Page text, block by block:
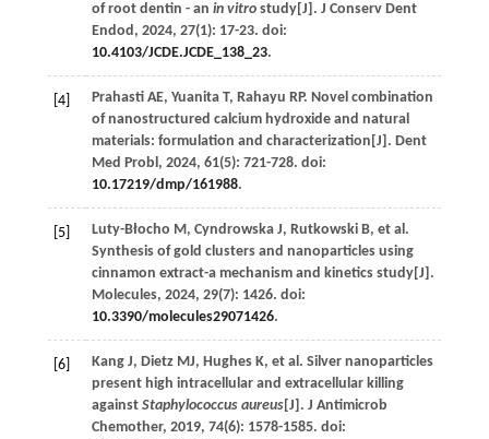
of root dentin - an in vitrostudy[J]. J Conserv Dent
Endod, 2024, 27(1): 17-23. doi:
10.4103/JCDE.JCDE_138_23.
[4] Prahasti AE, Yuanita T, Rahayu RP. Novel combination
of nanostructured calcium hydroxide and natural
materials: formulation and characterization[J]. Dent
Med Probl, 2024, 61(5): 721-728. doi:
10.17219/dmp/161988.
[5] Luty-Błocho M, Cyndrowska J, Rutkowski B, et al.
Synthesis of gold clusters and nanoparticles using
cinnamon extract-a mechanism and kinetics study[J].
Molecules, 2024, 29(7): 1426. doi:
10.3390/molecules29071426.
[6] Kang J, Dietz MJ, Hughes K, et al. Silver nanoparticles
present high intracellular and extracellular killing
against Staphylococcus aureus[J]. J Antimicrob
Chemother, 2019, 74(6): 1578-1585. doi: